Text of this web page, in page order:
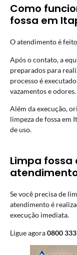
Como
fossa em
O atendimento é
Após o contato, a
preparados para
processo é
vazamentos e odores.
Além da execução,
limpeza de fossa em
de uso.
Limpa
Se você precisa de
atendimento é
execução imediata.
Ligue agora0800